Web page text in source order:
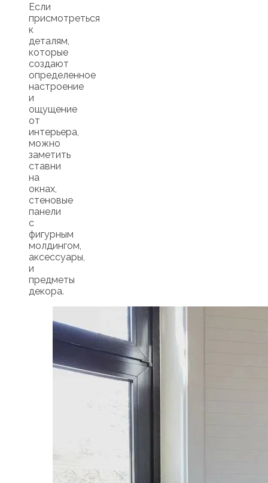
Если
присмотреться
к
деталям,
которые
создают
определенное
настроение
и
ощущение
от
интерьера,
можно
заметить
ставни
на
окнах,
стеновые
панели
с
фигурным
молдингом,
аксессуары,
и
предметы
декора.